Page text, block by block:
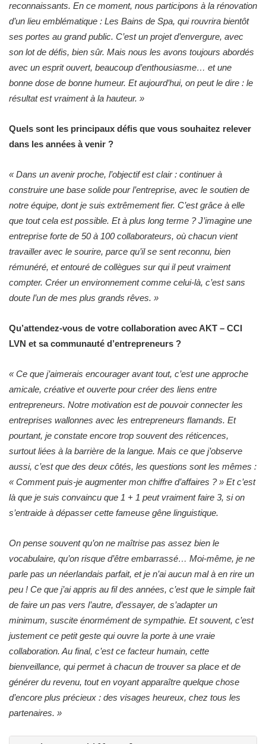
reconnaissants. En ce moment, nous participons à la rénovation
d’un lieu emblématique : Les Bains de Spa, qui rouvrira bientôt
ses portes au grand public. C’est un projet d’envergure, avec
son lot de défis, bien sûr. Mais nous les avons toujours abordés
avec un esprit ouvert, beaucoup d’enthousiasme… et une
bonne dose de bonne humeur. Et aujourd’hui, on peut le dire : le
résultat est vraiment à la hauteur. »
Quels sont les principaux défis que vous souhaitez relever
dans les années à venir ?
« Dans un avenir proche, l’objectif est clair : continuer à
construire une base solide pour l’entreprise, avec le soutien de
notre équipe, dont je suis extrêmement fier. C’est grâce à elle
que tout cela est possible. Et à plus long terme ? J’imagine une
entreprise forte de 50 à 100 collaborateurs, où chacun vient
travailler avec le sourire, parce qu’il se sent reconnu, bien
rémunéré, et entouré de collègues sur qui il peut vraiment
compter. Créer un environnement comme celui-là, c’est sans
doute l’un de mes plus grands rêves. »
Qu’attendez-vous de votre collaboration avec AKT – CCI
LVN et sa communauté d’entrepreneurs ?
« Ce que j’aimerais encourager avant tout, c’est une approche
amicale, créative et ouverte pour créer des liens entre
entrepreneurs. Notre motivation est de pouvoir connecter les
entreprises wallonnes avec les entrepreneurs flamands. Et
pourtant, je constate encore trop souvent des réticences,
surtout liées à la barrière de la langue. Mais ce que j’observe
aussi, c’est que des deux côtés, les questions sont les mêmes :
« Comment puis-je augmenter mon chiffre d’affaires ? » Et c’est
là que je suis convaincu que 1 + 1 peut vraiment faire 3, si on
s’entraide à dépasser cette fameuse gêne linguistique.
On pense souvent qu’on ne maîtrise pas assez bien le
vocabulaire, qu’on risque d’être embarrassé… Moi-même, je ne
parle pas un néerlandais parfait, et je n’ai aucun mal à en rire un
peu ! Ce que j’ai appris au fil des années, c’est que le simple fait
de faire un pas vers l’autre, d’essayer, de s’adapter un
minimum, suscite énormément de sympathie. Et souvent, c’est
justement ce petit geste qui ouvre la porte à une vraie
collaboration. Au final, c’est ce facteur humain, cette
bienveillance, qui permet à chacun de trouver sa place et de
générer du revenu, tout en voyant apparaître quelque chose
d’encore plus précieux : des visages heureux, chez tous les
partenaires. »